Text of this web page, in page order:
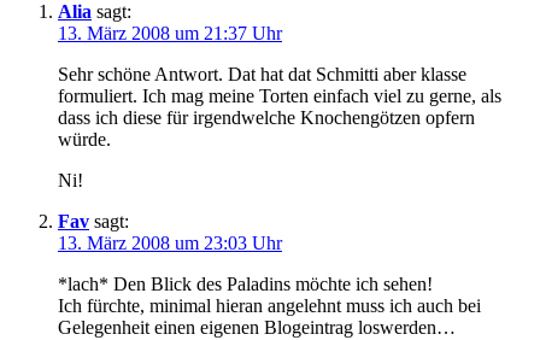
Alia sagt:
13. März 2008 um 21:37 Uhr
Sehr schöne Antwort. Dat hat dat Schmitti aber klasse
formuliert. Ich mag meine Torten einfach viel zu gerne, als
dass ich diese für irgendwelche Knochengötzen opfern
würde.
Ni!
Fav sagt:
13. März 2008 um 23:03 Uhr
*lach* Den Blick des Paladins möchte ich sehen!
Ich fürchte, minimal hieran angelehnt muss ich auch bei
Gelegenheit einen eigenen Blogeintrag loswerden…